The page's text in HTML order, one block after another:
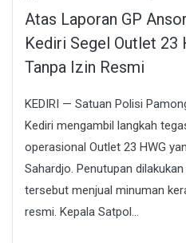
Atas Laporan GP
Kediri Segel Outlet 23
Tanpa Izin Resmi
KEDIRI — Satuan Polisi
Kediri mengambil langkah
operasional Outlet 23 HWG
Sahardjo. Penutupan
tersebut menjual minuman
resmi. Kepala Satpol...